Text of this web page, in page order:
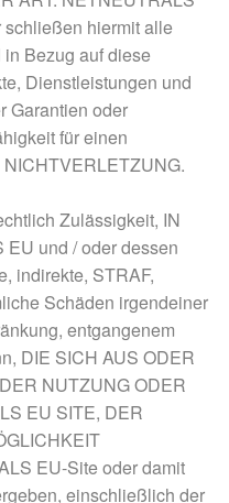
hiermit alle
Bezug auf diese
Dienstleistungen und
Garantien oder
für einen
Zulässigkeit, IN
und / oder dessen
indirekte, STRAF,
Schäden irgendeiner
entgangenem
DIE SICH AUS ODER
NUTZUNG ODER
EU SITE, DER
EU-Site oder damit
einschließlich der